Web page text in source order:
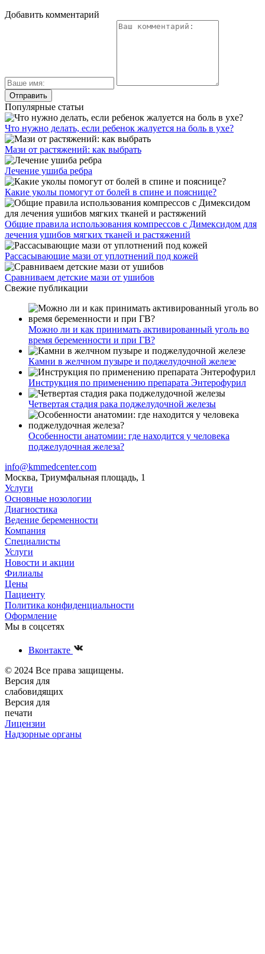
Добавить комментарий
Популярные статьи
Что нужно делать, если ребенок жалуется на боль в ухе?
Мази от растяжений: как выбрать
Лечение ушиба ребра
Какие уколы помогут от болей в спине и пояснице?
Общие правила использования компрессов с Димексидом для
лечения ушибов мягких тканей и растяжений
Рассасывающие мази от уплотнений под кожей
Сравниваем детские мази от ушибов
Свежие публикации
Можно ли и как принимать активированный уголь во
время беременности и при ГВ?
Камни в желчном пузыре и поджелудочной железе
Инструкция по применению препарата Энтерофурил
Четвертая стадия рака поджелудочной железы
Особенности анатомии: где находится у человека
поджелудочная железа?
info@kmmedcenter.com
Москва, Триумфальная площадь, 1
Услуги
Основные нозологии
Диагностика
Ведение беременности
Компания
Специалисты
Услуги
Новости и акции
Филиалы
Цены
Пациенту
Политика конфиденциальности
Оформление
Мы в соцсетях
Вконтакте
© 2024 Все права защищены.
Версия для
слабовидящих
Версия для
печати
Лицензии
Надзорные органы